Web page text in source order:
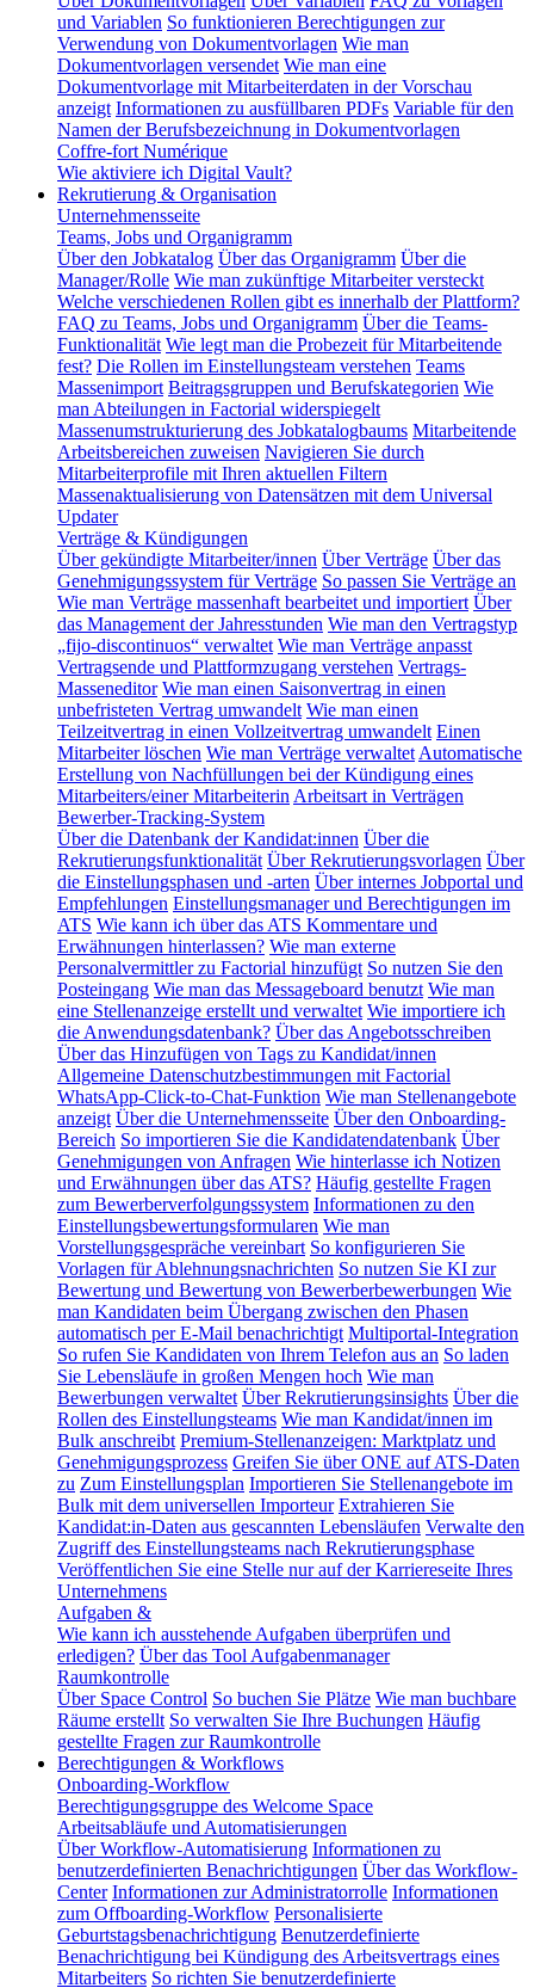
und Variablen So funktionieren Berechtigungen zur
Verwendung von Dokumentvorlagen Wie man
Dokumentvorlagen versendet Wie man eine
Dokumentvorlage mit Mitarbeiterdaten in der Vorschau
anzeigt Informationen zu ausfüllbaren PDFs Variable für den
Namen der Berufsbezeichnung in Dokumentvorlagen
Coffre-fort Numérique
Wie aktiviere ich Digital Vault?
Rekrutierung & Organisation
Unternehmensseite
Teams, Jobs und Organigramm
Über den Jobkatalog Über das Organigramm Über die
Manager/Rolle Wie man zukünftige Mitarbeiter versteckt
Welche verschiedenen Rollen gibt es innerhalb der Plattform?
FAQ zu Teams, Jobs und Organigramm Über die Teams-
Funktionalität Wie legt man die Probezeit für Mitarbeitende
fest? Die Rollen im Einstellungsteam verstehen Teams
Massenimport Beitragsgruppen und Berufskategorien Wie
man Abteilungen in Factorial widerspiegelt
Massenumstrukturierung des Jobkatalogbaums Mitarbeitende
Arbeitsbereichen zuweisen Navigieren Sie durch
Mitarbeiterprofile mit Ihren aktuellen Filtern
Massenaktualisierung von Datensätzen mit dem Universal
Updater
Verträge & Kündigungen
Über gekündigte Mitarbeiter/innen Über Verträge Über das
Genehmigungssystem für Verträge So passen Sie Verträge an
Wie man Verträge massenhaft bearbeitet und importiert Über
das Management der Jahresstunden Wie man den Vertragstyp
„fijo-discontinuos“ verwaltet Wie man Verträge anpasst
Vertragsende und Plattformzugang verstehen Vertrags-
Masseneditor Wie man einen Saisonvertrag in einen
unbefristeten Vertrag umwandelt Wie man einen
Teilzeitvertrag in einen Vollzeitvertrag umwandelt Einen
Mitarbeiter löschen Wie man Verträge verwaltet Automatische
Erstellung von Nachfüllungen bei der Kündigung eines
Mitarbeiters/einer Mitarbeiterin Arbeitsart in Verträgen
Bewerber-Tracking-System
Über die Datenbank der Kandidat:innen Über die
Rekrutierungsfunktionalität Über Rekrutierungsvorlagen Über
die Einstellungsphasen und -arten Über internes Jobportal und
Empfehlungen Einstellungsmanager und Berechtigungen im
ATS Wie kann ich über das ATS Kommentare und
Erwähnungen hinterlassen? Wie man externe
Personalvermittler zu Factorial hinzufügt So nutzen Sie den
Posteingang Wie man das Messageboard benutzt Wie man
eine Stellenanzeige erstellt und verwaltet Wie importiere ich
die Anwendungsdatenbank? Über das Angebotsschreiben
Über das Hinzufügen von Tags zu Kandidat/innen
Allgemeine Datenschutzbestimmungen mit Factorial
WhatsApp-Click-to-Chat-Funktion Wie man Stellenangebote
anzeigt Über die Unternehmensseite Über den Onboarding-
Bereich So importieren Sie die Kandidatendatenbank Über
Genehmigungen von Anfragen Wie hinterlasse ich Notizen
und Erwähnungen über das ATS? Häufig gestellte Fragen
zum Bewerberverfolgungssystem Informationen zu den
Einstellungsbewertungsformularen Wie man
Vorstellungsgespräche vereinbart So konfigurieren Sie
Vorlagen für Ablehnungsnachrichten So nutzen Sie KI zur
Bewertung und Bewertung von Bewerberbewerbungen Wie
man Kandidaten beim Übergang zwischen den Phasen
automatisch per E-Mail benachrichtigt Multiportal-Integration
So rufen Sie Kandidaten von Ihrem Telefon aus an So laden
Sie Lebensläufe in großen Mengen hoch Wie man
Bewerbungen verwaltet Über Rekrutierungsinsights Über die
Rollen des Einstellungsteams Wie man Kandidat/innen im
Bulk anschreibt Premium-Stellenanzeigen: Marktplatz und
Genehmigungsprozess Greifen Sie über ONE auf ATS-Daten
zu Zum Einstellungsplan Importieren Sie Stellenangebote im
Bulk mit dem universellen Importeur Extrahieren Sie
Kandidat:in-Daten aus gescannten Lebensläufen Verwalte den
Zugriff des Einstellungsteams nach Rekrutierungsphase
Veröffentlichen Sie eine Stelle nur auf der Karriereseite Ihres
Unternehmens
Aufgaben &
Wie kann ich ausstehende Aufgaben überprüfen und
erledigen? Über das Tool Aufgabenmanager
Raumkontrolle
Über Space Control So buchen Sie Plätze Wie man buchbare
Räume erstellt So verwalten Sie Ihre Buchungen Häufig
gestellte Fragen zur Raumkontrolle
Berechtigungen & Workflows
Onboarding-Workflow
Berechtigungsgruppe des Welcome Space
Arbeitsabläufe und Automatisierungen
Über Workflow-Automatisierung Informationen zu
benutzerdefinierten Benachrichtigungen Über das Workflow-
Center Informationen zur Administratorrolle Informationen
zum Offboarding-Workflow Personalisierte
Geburtstagsbenachrichtigung Benutzerdefinierte
Benachrichtigung bei Kündigung des Arbeitsvertrags eines
Mitarbeiters So richten Sie benutzerdefinierte